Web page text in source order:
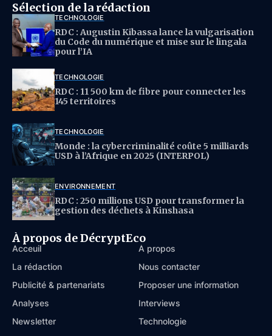
Sélection de la rédaction
TECHNOLOGIE
RDC : Augustin Kibassa lance la vulgarisation
du Code du numérique et mise sur le lingala
pour l’IA
TECHNOLOGIE
RDC : 11 500 km de fibre pour connecter les
145 territoires
TECHNOLOGIE
Monde : la cybercriminalité coûte 5 milliards
USD à l’Afrique en 2025 (INTERPOL)
ENVIRONNEMENT
RDC : 250 millions USD pour transformer la
gestion des déchets à Kinshasa
À propos de DécryptEco
Acceuil
À propos
La rédaction
Nous contacter
Publicité & partenariats
Proposer une information
Analyses
Interviews
Newsletter
Technologie